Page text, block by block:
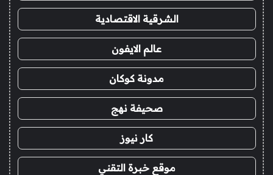
الشرقية الاقتصادية
عالم الايفون
مدونة كوكان
صحيفة نهج
كار نيوز
موقع خبرة التقني